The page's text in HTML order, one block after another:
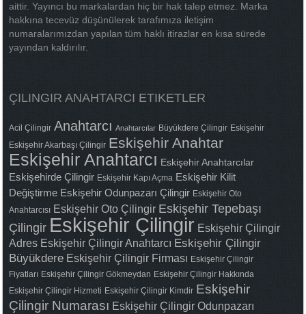
aittir. Yayıncı bu markalardan hiç bir hak talep etmez. Marka
hakkına tecevüz düşünülerek tarafımıza iletişim
numaralarımızdan yapılan tüm haklı itirazlar en kısa sürede
yayından kaldırılır.
ÇILINGIR ANAHTARCI ETIKETLER
Acil Çilingir Anahtarcı Anahtarcılar Büyükdere Çilingir Eskişehir
Eskişehir Akarbaşı Çilingir Eskişehir Anahtar
Eskişehir Anahtarcı Eskişehir Anahtarcılar
Eskişehirde Çilingir Eskişehir Kapı Açma Eskişehir Kilit
Değiştirme Eskişehir Odunpazarı Çilingir Eskişehir Oto
Anahtarcısı Eskişehir Oto Çilingir Eskişehir Tepebaşı
Çilingir Eskişehir Çilingir Eskişehir Çilingir
Adres Eskişehir Çilingir Anahtarcı Eskişehir Çilingir
Büyükdere Eskişehir Çilingir Firması Eskişehir Çilingir
Fiyatları Eskişehir Çilingir Gökmeydan Eskişehir Çilingir Hakkında
Eskişehir Çilingir Hizmeti Eskişehir Çilingir Kimdir Eskişehir
Çilingir Numarası Eskişehir Çilingir Odunpazarı